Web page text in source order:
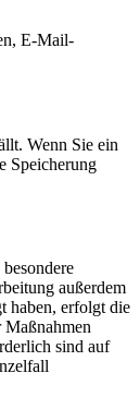
E-Mail-
Wenn Sie ein
Speicherung
außerdem
haben, erfolgt die
sind auf